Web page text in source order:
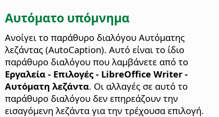
Αυτόματο υπόμνημα
Ανοίγει το παράθυρο διαλόγου Αυτόματης
λεζάντας (AutoCaption). Αυτό είναι το ίδιο
παράθυρο διαλόγου που λαμβάνετε από το
Εργαλεία - Επιλογές - LibreOffice Writer -
Αυτόματη λεζάντα. Οι αλλαγές σε αυτό το
παράθυρο διαλόγου δεν επηρεάζουν την
εισαγόμενη λεζάντα για την τρέχουσα επιλογή.